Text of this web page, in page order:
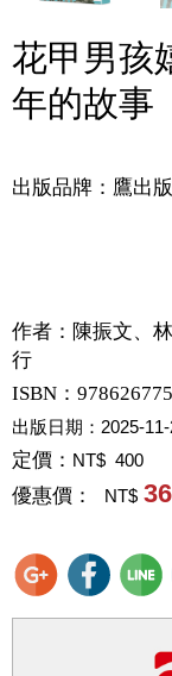
花甲男孩
年的故事
出版品牌：鷹出版
作者： 陳振文、
行
ISBN：
出版日期： 2025-
定價： NT$ 400
優惠價： NT$